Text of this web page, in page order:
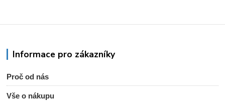
Informace pro zákazníky
Proč od nás
Vše o nákupu